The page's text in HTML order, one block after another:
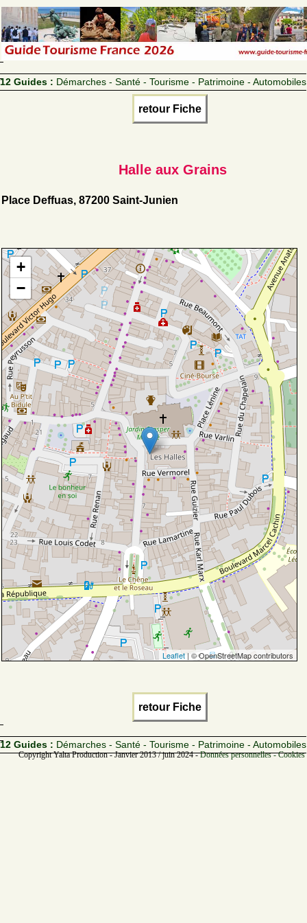
12 Guides : Démarches - Santé - Tourisme - Patrimoine - Automobiles
retour Fiche
Halle aux Grains
Place Deffuas, 87200 Saint-Junien
+
−
Leaflet| © OpenStreetMap contributors
retour Fiche
12 Guides : Démarches - Santé - Tourisme - Patrimoine - Automobiles
Copyright Yalta Production - Janvier 2013 / juin 2024 -Données personnelles -